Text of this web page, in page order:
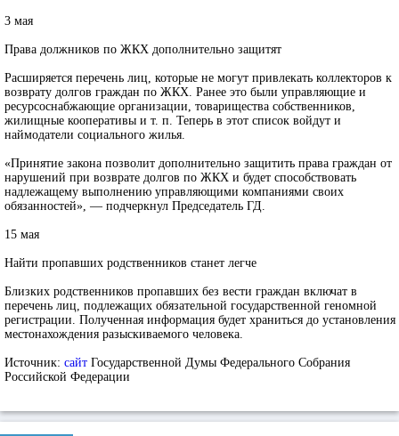
3 мая
Права должников по ЖКХ дополнительно защитят
Расширяется перечень лиц, которые не могут привлекать коллекторов к
возврату долгов граждан по ЖКХ. Ранее это были управляющие и
ресурсоснабжающие организации, товарищества собственников,
жилищные кооперативы и т. п. Теперь в этот список войдут и
наймодатели социального жилья.
«Принятие закона позволит дополнительно защитить права граждан от
нарушений при возврате долгов по ЖКХ и будет способствовать
надлежащему выполнению управляющими компаниями своих
обязанностей», — подчеркнул Председатель ГД.
15 мая
Найти пропавших родственников станет легче
Близких родственников пропавших без вести граждан включат в
перечень лиц, подлежащих обязательной государственной геномной
регистрации. Полученная информация будет храниться до установления
местонахождения разыскиваемого человека.
Источник: сайт Государственной Думы Федерального Собрания
Российской Федерации